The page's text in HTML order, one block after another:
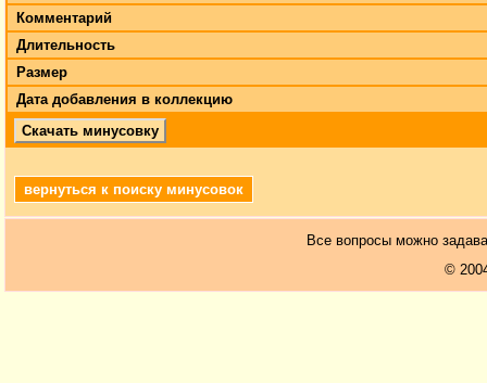
Комментарий
Длительность
Размер
Дата добавления в коллекцию
Скачать минусовку
вернуться к поиску минусовок
Все вопросы можно
©